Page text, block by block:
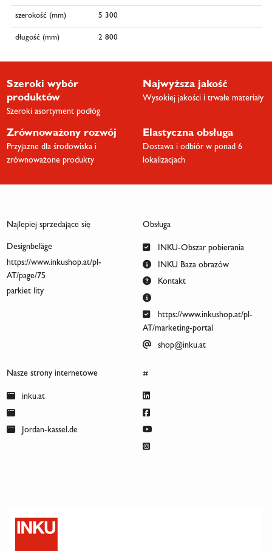
szerokość (mm) 5 300
długość (mm) 2 800
Szeroki wybór
produktów
Szeroki asortyment podłóg
Najwyższa jakość
Wysokiej jakości i trwałe materiały
Zrównoważony rozwój
Przyjazne dla środowiska i
zrównoważone produkty
Elastyczna obsługa
Dostawa i odbiór w ponad 6
lokalizacjach
Najlepiej sprzedające się
Designbeläge
https://www.inkushop.at/pl-
AT/page/75
parkiet lity
Obsługa
INKU-Obszar pobierania
INKU Baza obrazów
Kontakt
https://www.inkushop.at/pl-
AT/marketing-portal
shop@inku.at
Nasze strony internetowe
inku.at
Jordan-kassel.de
#